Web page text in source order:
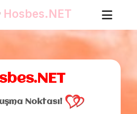
Hosbes.NET
Noktası!